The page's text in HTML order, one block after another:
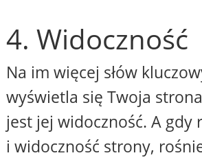
4. Widoczność
Na im więcej słów
wyświetla się Twoja
jest jej widoczność. A gdy
i widoczność strony,